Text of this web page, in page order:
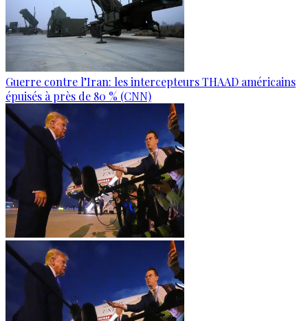
Guerre contre l’Iran: les intercepteurs THAAD américains
épuisés à près de 80 % (CNN)